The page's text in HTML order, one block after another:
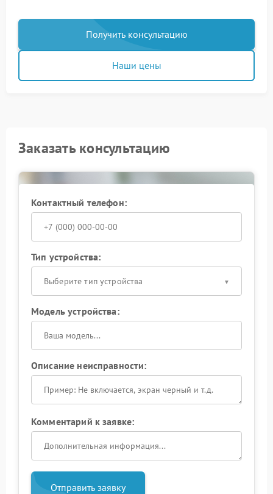
Получить консультацию
Наши цены
Заказать консультацию
Контактный телефон:
Тип устройства:
Выберите тип устройства
Модель устройства:
Описание неисправности:
Комментарий к заявке:
Отправить заявку